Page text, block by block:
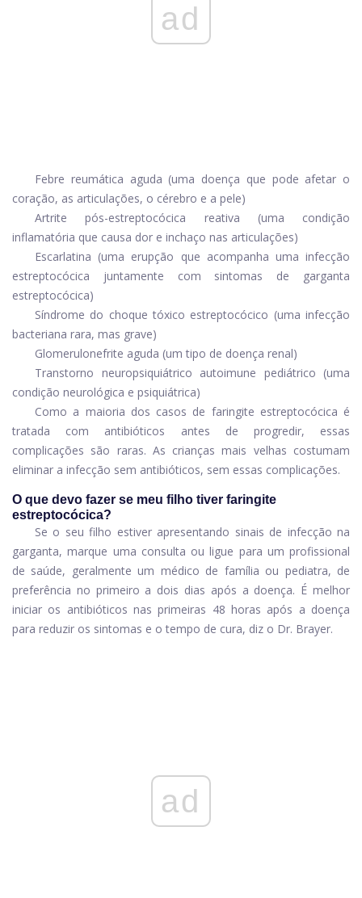
ad
Febre reumática aguda (uma doença que pode afetar o
coração, as articulações, o cérebro e a pele)
Artrite pós-estreptocócica reativa (uma condição
inflamatória que causa dor e inchaço nas articulações)
Escarlatina (uma erupção que acompanha uma infecção
estreptocócica juntamente com sintomas de garganta
estreptocócica)
Síndrome do choque tóxico estreptocócico (uma infecção
bacteriana rara, mas grave)
Glomerulonefrite aguda (um tipo de doença renal)
Transtorno neuropsiquiátrico autoimune pediátrico (uma
condição neurológica e psiquiátrica)
Como a maioria dos casos de faringite estreptocócica é
tratada com antibióticos antes de progredir, essas
complicações são raras. As crianças mais velhas costumam
eliminar a infecção sem antibióticos, sem essas complicações.
O que devo fazer se meu filho tiver faringite
estreptocócica?
Se o seu filho estiver apresentando sinais de infecção na
garganta, marque uma consulta ou ligue para um profissional
de saúde, geralmente um médico de família ou pediatra, de
preferência no primeiro a dois dias após a doença. É melhor
iniciar os antibióticos nas primeiras 48 horas após a doença
para reduzir os sintomas e o tempo de cura, diz o Dr. Brayer.
ad